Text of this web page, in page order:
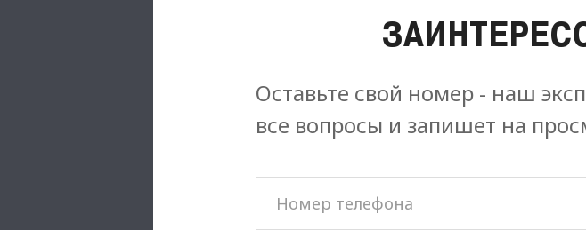
Оставьте свой номер - наш
все вопросы и запишет на